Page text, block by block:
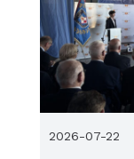
2026-07-22